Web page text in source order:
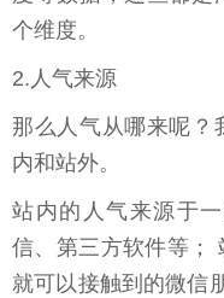
个维度。
2.人气来源
那么人气从哪来呢？
内和站外。
站内的人气来源于
信、第三方软件等；
就可以接触到的微信